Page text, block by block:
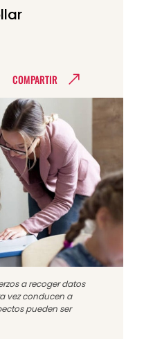
COMPARTIR
a recoger datos
vez conducen a
pueden ser